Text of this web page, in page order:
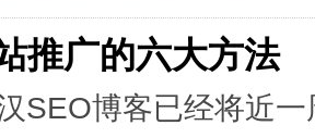
推广的六大方法
SEO博客已经将近